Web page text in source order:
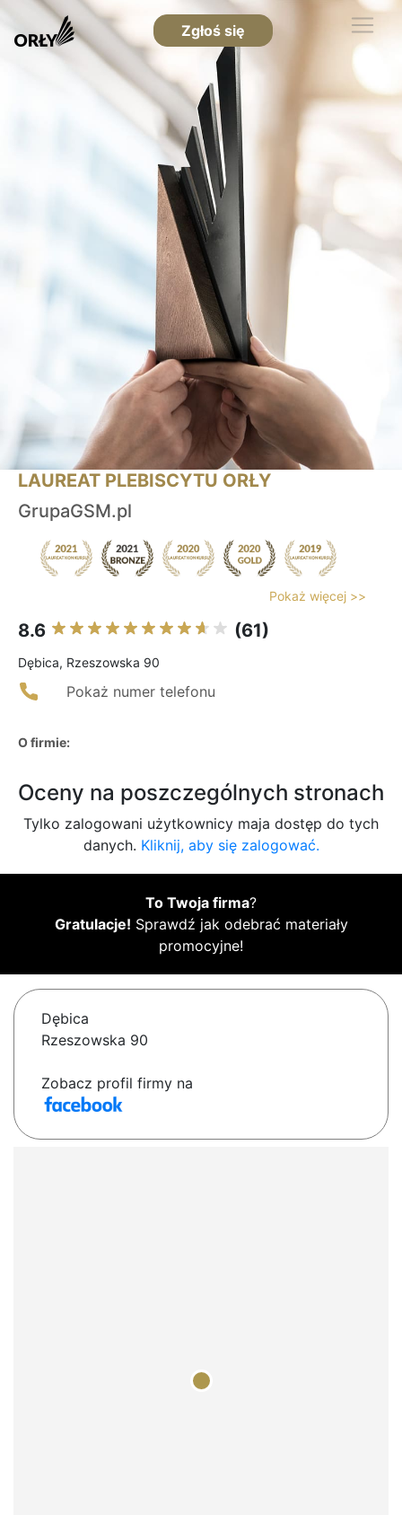
Zgłoś się
LAUREAT PLEBISCYTU ORŁY
GrupaGSM.pl
Pokaż więcej >>
8.6 (61)
Dębica, Rzeszowska 90
Pokaż numer telefonu
O firmie:
Oceny na poszczególnych stronach
Tylko zalogowani użytkownicy maja dostęp do tych
danych. Kliknij, aby się zalogować.
To Twoja firma?
Gratulacje! Sprawdź jak odebrać materiały
promocyjne!
Dębica
Rzeszowska 90
Zobacz profil firmy na